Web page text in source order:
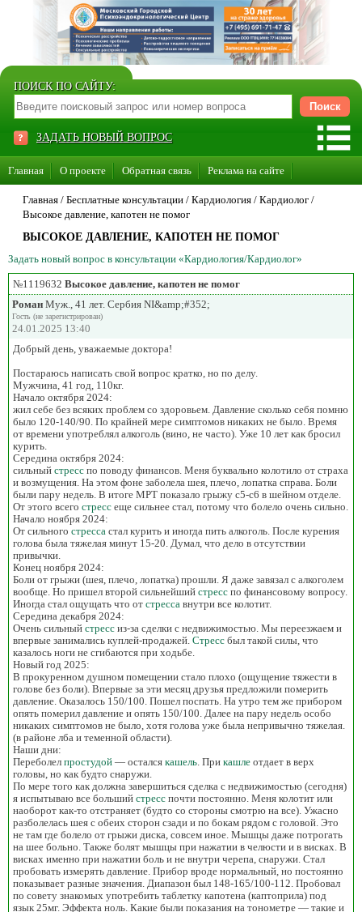
ПОИСК ПО САЙТУ:
ЗАДАТЬ НОВЫЙ ВОПРОС
Главная О проекте Обратная связь Реклама на сайте
Стать консультантом нашего сайта
Главная / Бесплатные консультации / Кардиология / Кардиолог /
Высокое давление, капотен не помог
ВЫСОКОЕ ДАВЛЕНИЕ, КАПОТЕН НЕ ПОМОГ
Задать новый вопрос в консультации «Кардиология/Кардиолог»
№1119632 Высокое давление, капотен не помог
Роман Муж., 41 лет. Сербия NI&amp;#352;
Гость (не зарегистрирован)
24.01.2025 13:40
Добрый день, уважаемые доктора!
Постараюсь написать свой вопрос кратко, но по делу.
Мужчина, 41 год, 110кг.
Начало октября 2024:
жил себе без всяких проблем со здоровьем. Давление сколько себя помню
было 120-140/90. По крайней мере симптомов никаких не было. Время
от времени употреблял алкоголь (вино, не часто). Уже 10 лет как бросил
курить.
Середина октября 2024:
сильный стресс по поводу финансов. Меня буквально колотило от страха
и возмущения. На этом фоне заболела шея, плечо, лопатка справа. Боли
были пару недель. В итоге МРТ показало грыжу с5-с6 в шейном отделе.
От этого всего стресс еще сильнее стал, потому что болело очень сильно.
Начало ноября 2024:
От сильного стресса стал курить и иногда пить алкоголь. После курения
голова была тяжелая минут 15-20. Думал, что дело в отсутствии
привычки.
Конец ноября 2024:
Боли от грыжи (шея, плечо, лопатка) прошли. Я даже завязал с алкоголем
вообще. Но пришел второй сильнейший стресс по финансовому вопросу.
Иногда стал ощущать что от стресса внутри все колотит.
Середина декабря 2024:
Очень сильный стресс из-за сделки с недвижимостью. Мы переезжаем и
впервые занимались куплей-продажей. Стресс был такой силы, что
казалось ноги не сгибаются при ходьбе.
Новый год 2025:
В прокуренном душном помещении стало плохо (ощущение тяжести в
голове без боли). Впервые за эти месяц друзья предложили померить
давление. Оказалось 150/100. Пошел поспать. На утро тем же прибором
опять померил давление и опять 150/100. Далее на пару недель особо
никаких симптомов не было, хотя голова уже была непривычно тяжелая.
(в районе лба и теменной области).
Наши дни:
Переболел простудой — остался кашель . При кашле отдает в верх
головы, но как будто снаружи.
По мере того как должна завершиться сделка с недвижимостью (сегодня)
я испытываю все больший стресс почти постоянно. Меня колотит или
наоборот как-то отстраняет (будто со стороны смотрю на все). Ужасно
разболелась шея с обеих сторон сзади и по бокам рядом с головой. Это
не там где болело от грыжи диска, совсем иное. Мышцы даже потрогать
на шее больно. Также болят мышцы при нажатии в челюсти и в висках. В
висках именно при нажатии боль и не внутри черепа, снаружи. Стал
пробовать измерять давление. Прибор вроде нормальный, но постоянно
показывает разные значения. Диапазон был 148-165/100-112. Пробовал
по совету знакомых употребить таблетку капотена (каптоприла) под
язык 25мг. Эффекта ноль. Какие были показания на тонометре — такие и